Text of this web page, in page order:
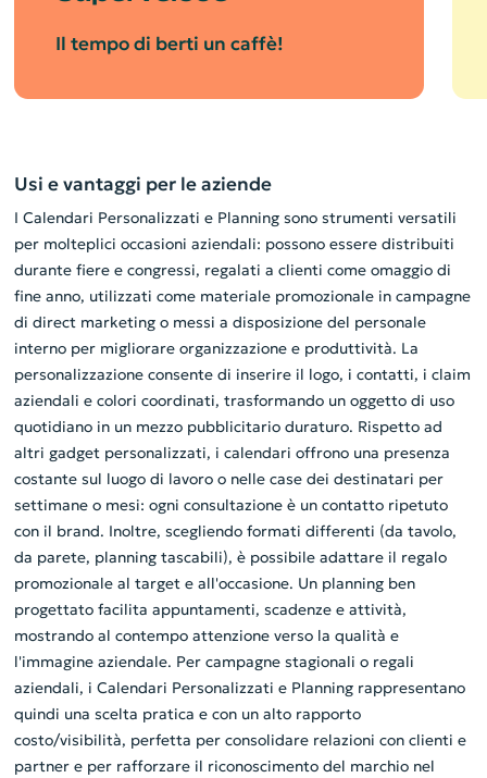
Il tempo di berti un caffè!
Usi e vantaggi per le aziende
I Calendari Personalizzati e Planning sono strumenti versatili
per molteplici occasioni aziendali: possono essere distribuiti
durante fiere e congressi, regalati a clienti come omaggio di
fine anno, utilizzati come materiale promozionale in campagne
di direct marketing o messi a disposizione del personale
interno per migliorare organizzazione e produttività. La
personalizzazione consente di inserire il logo, i contatti, i claim
aziendali e colori coordinati, trasformando un oggetto di uso
quotidiano in un mezzo pubblicitario duraturo. Rispetto ad
altri gadget personalizzati, i calendari offrono una presenza
costante sul luogo di lavoro o nelle case dei destinatari per
settimane o mesi: ogni consultazione è un contatto ripetuto
con il brand. Inoltre, scegliendo formati differenti (da tavolo,
da parete, planning tascabili), è possibile adattare il regalo
promozionale al target e all'occasione. Un planning ben
progettato facilita appuntamenti, scadenze e attività,
mostrando al contempo attenzione verso la qualità e
l'immagine aziendale. Per campagne stagionali o regali
aziendali, i Calendari Personalizzati e Planning rappresentano
quindi una scelta pratica e con un alto rapporto
costo/visibilità, perfetta per consolidare relazioni con clienti e
partner e per rafforzare il riconoscimento del marchio nel